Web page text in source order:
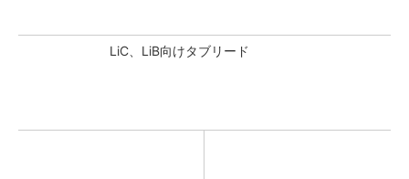
LiC、LiB向けタブリード